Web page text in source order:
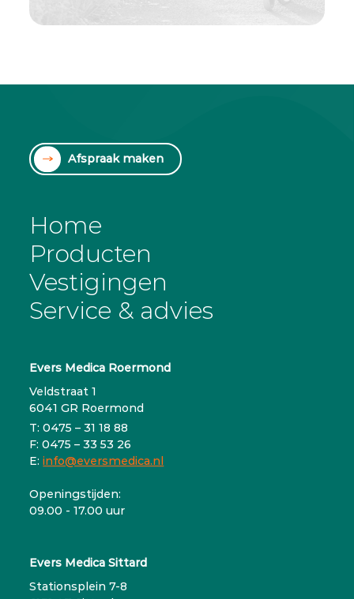
Afspraak maken
Home
Producten
Vestigingen
Service & advies
Evers Medica Roermond
Veldstraat 1
6041 GR Roermond
T: 0475 – 31 18 88
F: 0475 – 33 53 26
E:info@eversmedica.nl
Openingstijden:
09.00 - 17.00 uur
Evers Medica Sittard
Stationsplein 7-8